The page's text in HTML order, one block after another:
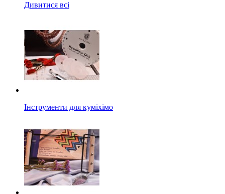
Дивитися всі
Інструменти для куміхімо